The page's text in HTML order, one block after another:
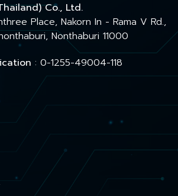
Co., Ltd.
Place, Nakorn In - Rama V Rd.,
Nonthaburi 11000
: 0-1255-49004-118